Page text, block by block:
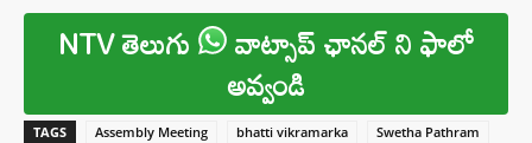
NTV తెలుగు వాట్సాప్ ఛానల్ ని ఫాలో
అవ్వండి
TAGS Assembly Meeting bhatti vikramarka
Swetha Pathram